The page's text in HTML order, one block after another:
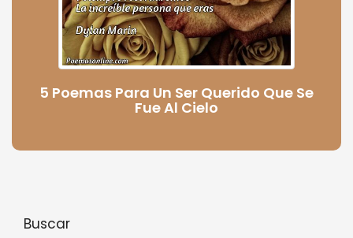
5 Poemas Para Un Ser Querido Que Se
Fue Al Cielo
Buscar